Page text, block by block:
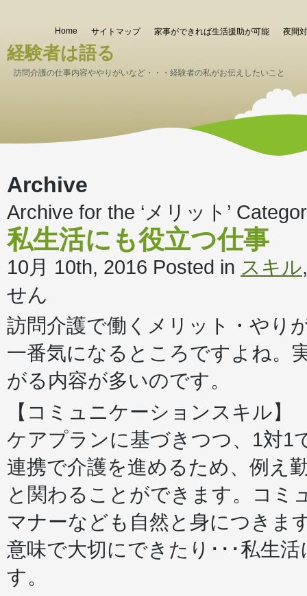
Home サイトマップ 家事ができれば生活援助が可能 夜間
経験者は語る
訪問介護の仕事内容ややりがいなど・・・経験者の私がお伝えしたいこと
Archive
Archive for the ‘メリット’
私生活にも役立つ仕事
10月 10th, 2016 Posted in スキル
せん
訪問介護で働くメリット・やり
一番気になるところですよね。
がる内容が多いのです。
【コミュニケーションスキル】
ケアプランに基づきつつ、1対1
連携で介護を進めるため、例え
と関わることができます。コミ
マナーなども自然と身につきま
意味で大切にできたり･･･私生
す。